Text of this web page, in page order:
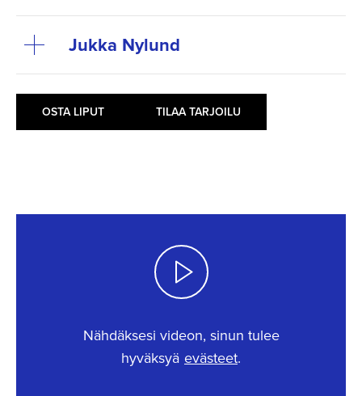
Jukka Nylund
OSTA LIPUT TILAA TARJOILU
Nähdäksesi videon, sinun tulee
hyväksyä evästeet.